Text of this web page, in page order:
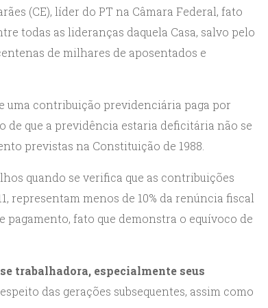
(CE), líder do PT na Câmara Federal, fato
todas as lideranças daquela Casa, salvo pelo
de milhares de aposentados e
uma contribuição previdenciária paga por
que a previdência estaria deficitária não se
previstas na Constituição de 1988.
quando se verifica que as contribuições
representam menos de 10% da renúncia fiscal
fato que demonstra o equívoco de
trabalhadora, especialmente seus
das gerações subsequentes, assim como